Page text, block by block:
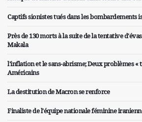
Captifs sionistes tués dans les bombardements
Près de 130 morts à la suite de la tentative
Makala
l'inflation et le sans-abrisme; Deux problèmes «
Américains
La destitution de Macron se renforce
Finaliste de l'équipe nationale féminine